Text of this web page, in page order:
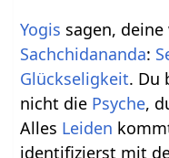
Yogis sagen,
Sachchidananda:
Glückseligkeit. Du
nicht die Psyche,
Alles Leiden
identifizierst mit